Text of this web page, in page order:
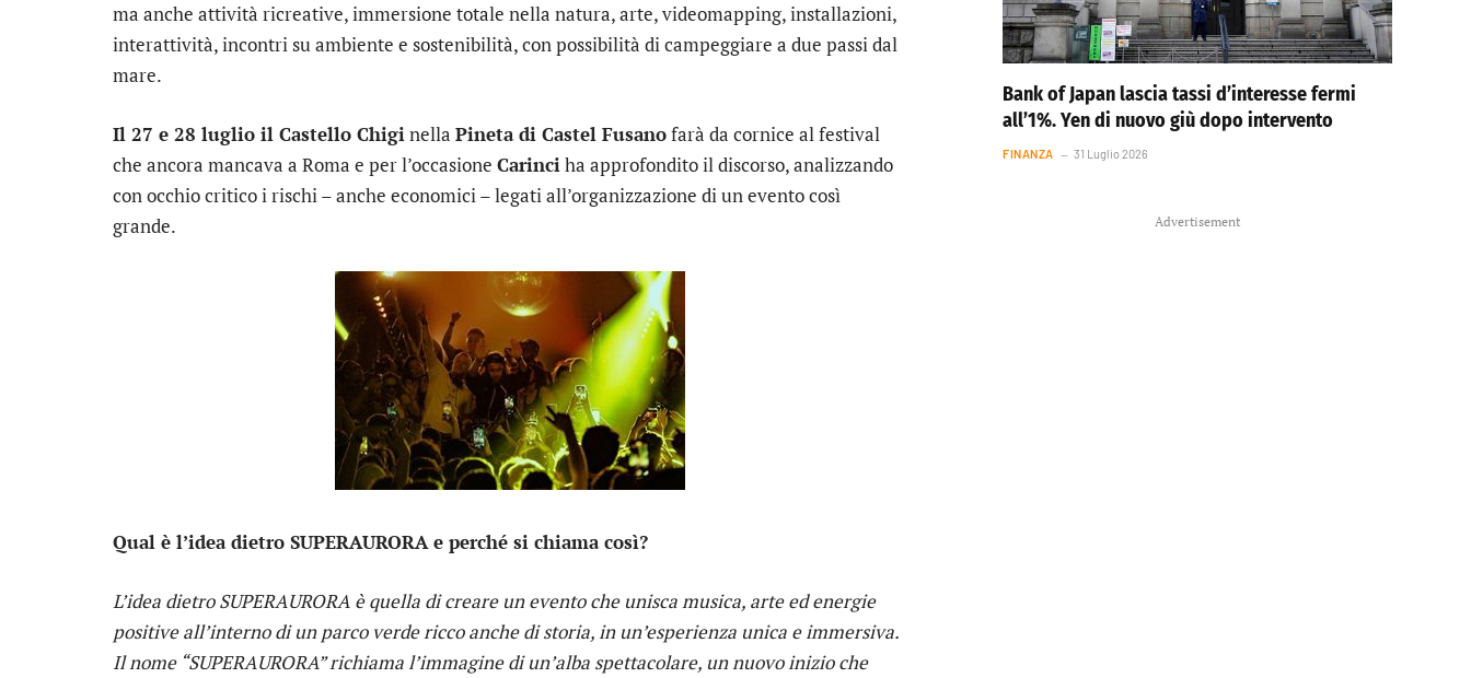
ma anche attività ricreative, immersione totale nella natura, arte, videomapping, installazioni,
interattività, incontri su ambiente e sostenibilità, con possibilità di campeggiare a due passi dal
mare.
Il 27 e 28 luglio il Castello Chiginella Pineta di Castel Fusanofarà da cornice al festival
che ancora mancava a Roma e per l’occasione Carinciha approfondito il discorso, analizzando
con occhio critico i rischi – anche economici – legati all’organizzazione di un evento così
grande.
Qual è l’idea dietro SUPERAURORA e perché si chiama così?
L’idea dietro SUPERAURORA è quella di creare un evento che unisca musica, arte ed energie
positive all’interno di un parco verde ricco anche di storia, in un’esperienza unica e immersiva.
Il nome “SUPERAURORA” richiama l’immagine di un’alba spettacolare, un nuovo inizio che
Bank of Japan lascia tassi d’interesse fermi
all’1%. Yen di nuovo giù dopo intervento
FINANZA 31 Luglio 2026
Advertisement